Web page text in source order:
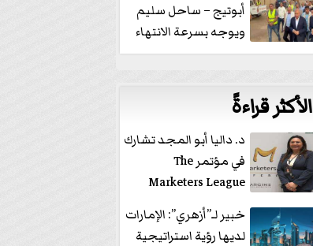
أبوتيج – ساحل سليم
ويوجه بسرعة الانتهاء
من...
الأكثر قراءةً
د. داليا أبو المجد تشارك
في مؤتمر The
Marketers League
وتدير جلسة...
خبير لـ”أزهري”: الإمارات
لديها رؤية استراتيجية